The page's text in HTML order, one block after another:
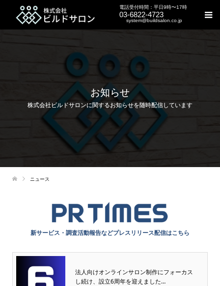
電話受付時間：平日9時〜17時
03-6822-4723
system@buildsalon.co.jp
お知らせ
株式会社ビルドサロンに関するお知らせを随時配信しています
ニュース
新サービス・調査活動報告などプレスリリース配信はこちら
法人向けオンラインサロン制作にフォーカス
し続け、設立6周年を迎えました…